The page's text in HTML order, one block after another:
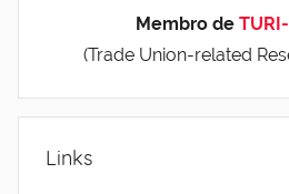
Membro de
(Trade Union-related
Links